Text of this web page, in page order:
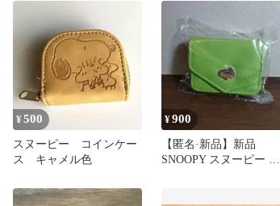
¥500
スヌーピー コインケー
ス キャメル色
¥900
【匿名·新品】新品
SNOOPY スヌーピー 三